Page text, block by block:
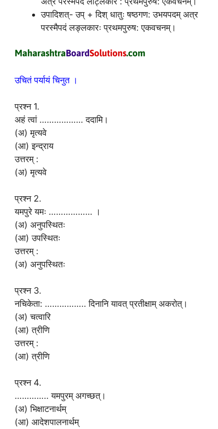
उपादिशत्- उप् + दिश् धातुः षष्ठगण: उभयपदम् अत्र
परस्मैपदं लङ्लकारः प्रथमपुरुष: एकवचनम्।
उचितं पर्यायं चिनुत ।
प्रश्न 1.
अहं त्वां ……………… ददामि।
(अ) मृत्यवे
(आ) इन्द्राय
उत्तरम् :
(अ) मृत्यवे
प्रश्न 2.
यमपुरे यमः ……………… ।
(अ) अनुपस्थितः
(आ) उपस्थितः
उत्तरम् :
(अ) अनुपस्थितः
प्रश्न 3.
नचिकेता: …………….. दिनानि यावत् प्रतीक्षाम् अकरोत्।
(अ) चत्वारि
(आ) त्रीणि
उत्तरम् :
(आ) त्रीणि
प्रश्न 4.
………….. यमपुरम् अगच्छत्।
(अ) भिक्षाटनार्थम्
(आ) आदेशपालनार्थम्